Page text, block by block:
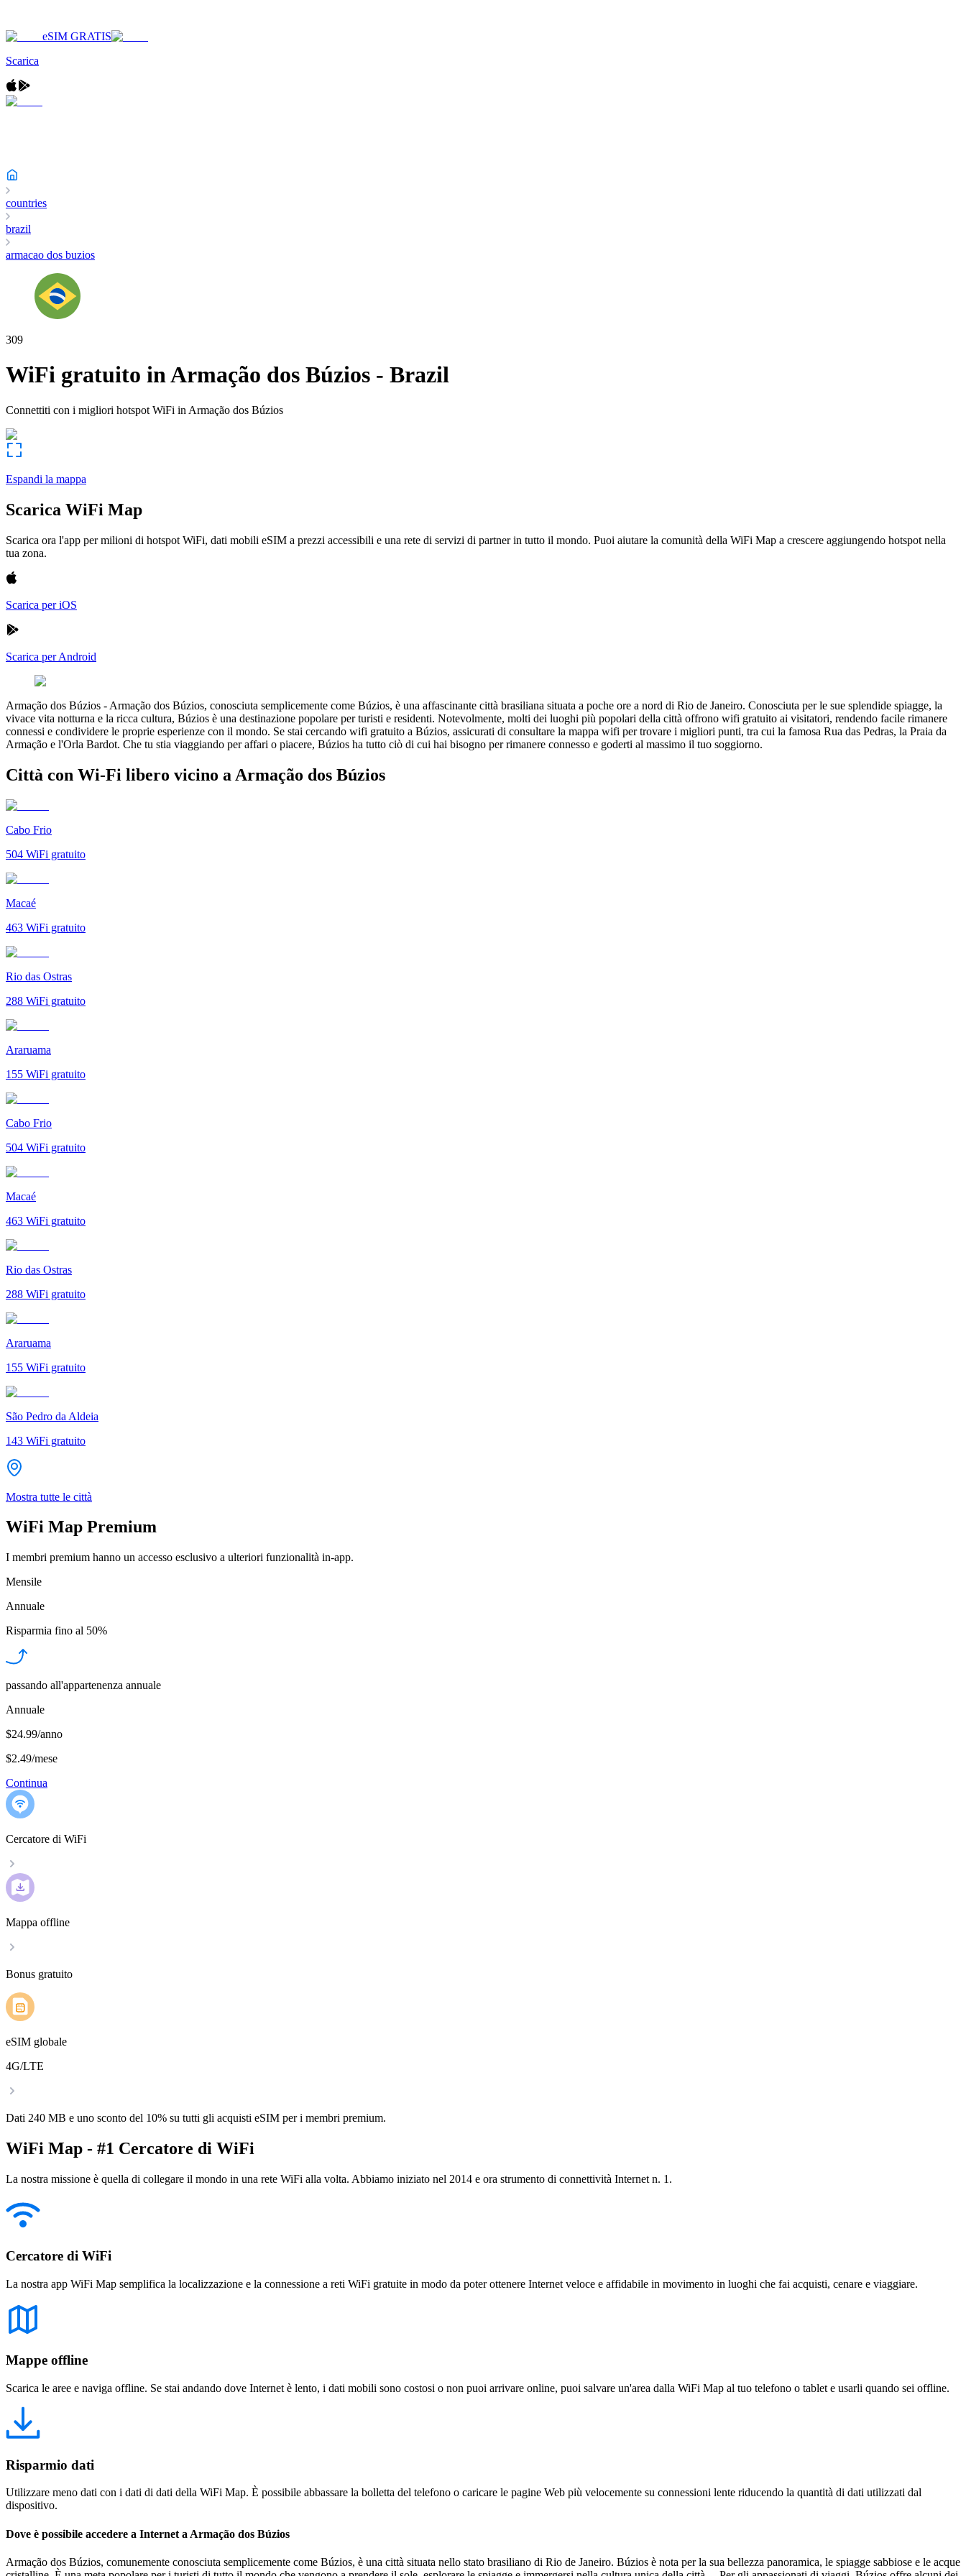
eSIM GRATIS
Scarica
countries
brazil
armacao dos buzios
309
WiFi gratuito inArmação dos Búzios - Brazil
Connettiti con i migliori hotspot WiFi in Armação dos Búzios
Espandi la mappa
Scarica WiFi Map
Scarica ora l'app per milioni di hotspot WiFi, dati mobili eSIM a prezzi accessibili e una rete di servizi di partner in tutto il mondo. Puoi aiutare la comunità della WiFi Map a crescere aggiungendo hotspot nella
tua zona.
Scarica per iOS
Scarica per Android
Armação dos Búzios - Armação dos Búzios, conosciuta semplicemente come Búzios, è una affascinante città brasiliana situata a poche ore a nord di Rio de Janeiro. Conosciuta per le sue splendide spiagge, la
vivace vita notturna e la ricca cultura, Búzios è una destinazione popolare per turisti e residenti. Notevolmente, molti dei luoghi più popolari della città offrono wifi gratuito ai visitatori, rendendo facile rimanere
connessi e condividere le proprie esperienze con il mondo. Se stai cercando wifi gratuito a Búzios, assicurati di consultare la mappa wifi per trovare i migliori punti, tra cui la famosa Rua das Pedras, la Praia da
Armação e l'Orla Bardot. Che tu stia viaggiando per affari o piacere, Búzios ha tutto ciò di cui hai bisogno per rimanere connesso e goderti al massimo il tuo soggiorno.
Città con Wi-Fi libero vicino a Armação dos Búzios
Cabo Frio
504 WiFi gratuito
Macaé
463 WiFi gratuito
Rio das Ostras
288 WiFi gratuito
Araruama
155 WiFi gratuito
Cabo Frio
504 WiFi gratuito
Macaé
463 WiFi gratuito
Rio das Ostras
288 WiFi gratuito
Araruama
155 WiFi gratuito
São Pedro da Aldeia
143 WiFi gratuito
Mostra tutte le città
WiFi Map Premium
I membri premium hanno un accesso esclusivo a ulteriori funzionalità in-app.
Mensile
Annuale
Risparmia fino al 50%
passando all'appartenenza annuale
Annuale
$24.99/anno
$2.49/mese
Continua
Cercatore di WiFi
Mappa offline
Bonus gratuito
eSIM globale
4G/LTE
Dati 240 MB e uno sconto del 10% su tutti gli acquisti eSIM per i membri premium.
WiFi Map - #1 Cercatore di WiFi
La nostra missione è quella di collegare il mondo in una rete WiFi alla volta. Abbiamo iniziato nel 2014 e ora strumento di connettività Internet n. 1.
Cercatore di WiFi
La nostra app WiFi Map semplifica la localizzazione e la connessione a reti WiFi gratuite in modo da poter ottenere Internet veloce e affidabile in movimento in luoghi che fai acquisti, cenare e viaggiare.
Mappe offline
Scarica le aree e naviga offline. Se stai andando dove Internet è lento, i dati mobili sono costosi o non puoi arrivare online, puoi salvare un'area dalla WiFi Map al tuo telefono o tablet e usarli quando sei offline.
Risparmio dati
Utilizzare meno dati con i dati di dati della WiFi Map. È possibile abbassare la bolletta del telefono o caricare le pagine Web più velocemente su connessioni lente riducendo la quantità di dati utilizzati dal
dispositivo.
Dove è possibile accedere a Internet a Armação dos Búzios
Armação dos Búzios, comunemente conosciuta semplicemente come Búzios, è una città situata nello stato brasiliano di Rio de Janeiro. Búzios è nota per la sua bellezza panoramica, le spiagge sabbiose e le acque